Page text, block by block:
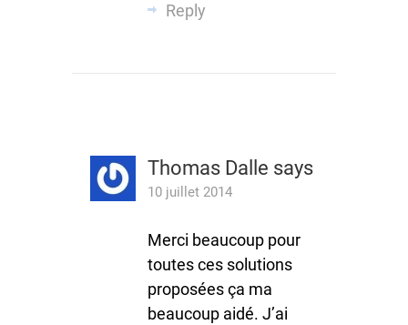
Reply
Thomas Dalle says
10 juillet 2014
Merci beaucoup pour
toutes ces solutions
proposées ça ma
beaucoup aidé. J’ai